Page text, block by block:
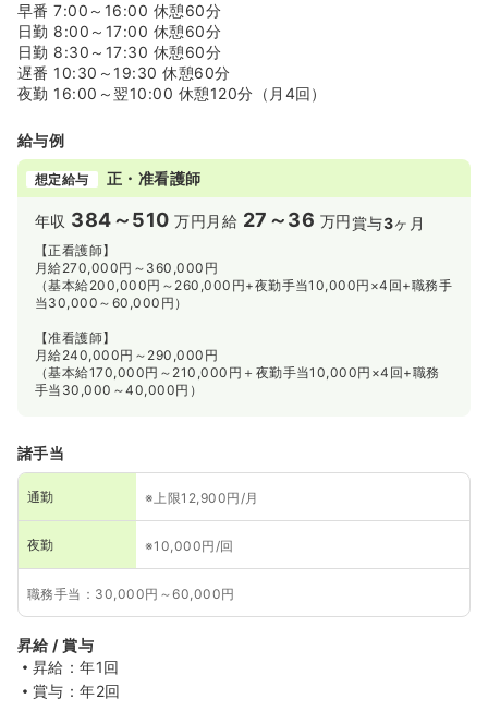
早番 7:00～16:00 休憩60分
日勤 8:00～17:00 休憩60分
日勤 8:30～17:30 休憩60分
遅番 10:30～19:30 休憩60分
夜勤 16:00～翌10:00 休憩120分（月4回）
給与例
想定給与 正・准看護師
年収 384～510 万円 月給 27～36 万円賞与3ヶ月
【正看護師】
月給270,000円～360,000円
（基本給200,000円～260,000円+夜勤手当10,000円×4回+職務手
当30,000～60,000円）
【准看護師】
月給240,000円～290,000円
（基本給170,000円～210,000円＋夜勤手当10,000円×4回+職務
手当30,000～40,000円）
諸手当
通勤 ※上限12,900円/月
夜勤 ※10,000円/回
職務手当：30,000円～60,000円
昇給 / 賞与
昇給：年1回
賞与：年2回